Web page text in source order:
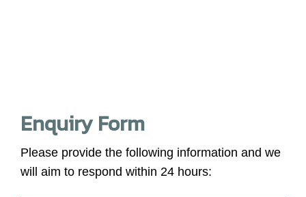
Enquiry Form
Please provide the following information and we
will aim to respond within 24 hours: